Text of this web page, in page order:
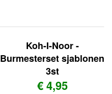
Koh-I-Noor -
Burmesterset sjablonen
3st
€ 4,95